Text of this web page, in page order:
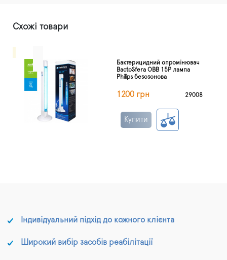
Схожі товари
Бактерицидний опромінювач
BactoSfera OBB 15P лампа
Philips безозонова
1200 грн 29008
Купити
Індивідуальний підхід до кожного клієнта
Широкий вибір засобів реабілітації